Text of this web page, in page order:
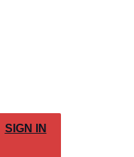
SIGN IN